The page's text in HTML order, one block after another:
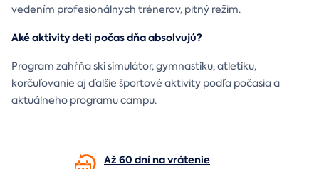
vedením profesionálnych trénerov, pitný režim.
Aké aktivity deti počas dňa absolvujú?
Program zahŕňa ski simulátor, gymnastiku, atletiku,
korčuľovanie aj ďalšie športové aktivity podľa počasia a
aktuálneho programu campu.
Až 60 dní na vrátenie